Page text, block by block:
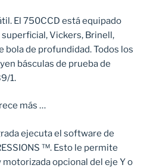
El 750CCD está equipado
Vickers, Brinell,
bola de profundidad. Todos los
básculas de prueba de
1.
más …
ejecuta el software de
™. Esto le permite
opcional del eje Y o